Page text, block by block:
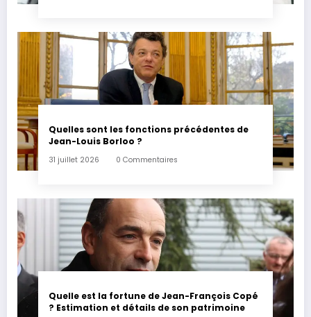
Quelles sont les fonctions précédentes de
Jean-Louis Borloo ?
31 juillet 2026 0 Commentaires
Quelle est la fortune de Jean-François Copé
? Estimation et détails de son patrimoine